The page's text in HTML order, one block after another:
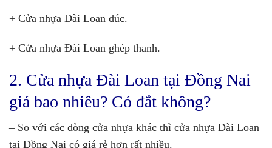
+ Cửa nhựa Đài Loan đúc.
+ Cửa nhựa Đài Loan ghép thanh.
2. Cửa nhựa Đài Loan tại Đồng Nai
giá bao nhiêu? Có đắt không?
– So với các dòng cửa nhựa khác thì cửa nhựa Đài Loan
tại Đồng Nai có giá rẻ hơn rất nhiều.